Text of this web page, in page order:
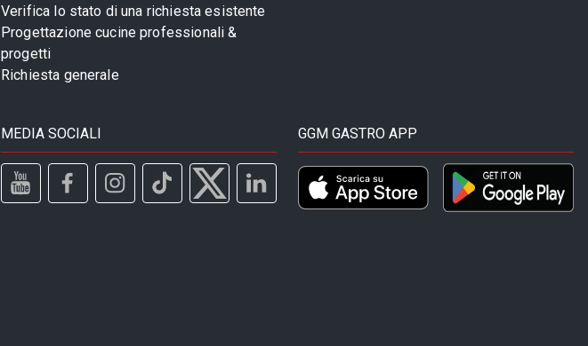
Verifica lo stato di una richiesta esistente
Progettazione cucine professionali &
progetti
Richiesta generale
MEDIA SOCIALI GGM GASTRO APP